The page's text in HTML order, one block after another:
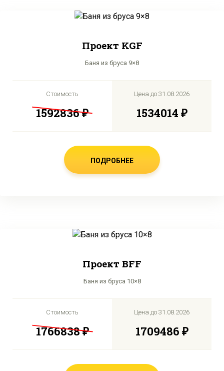
Проект KGF
Баня из бруса 9×8
Стоимость
1592836 ₽
Цена до 31.08.2026
1534014 ₽
ПОДРОБНЕЕ
Проект BFF
Баня из бруса 10×8
Стоимость
1766838 ₽
Цена до 31.08.2026
1709486 ₽